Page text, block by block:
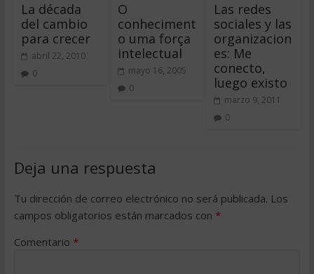
La década
del cambio
para crecer
abril 22, 2010
0
O
conheciment
o uma força
intelectual
mayo 16, 2005
0
Las redes
sociales y las
organizacion
es: Me
conecto,
luego existo
marzo 9, 2011
0
Deja una respuesta
Tu dirección de correo electrónico no será publicada. Los
campos obligatorios están marcados con *
Comentario *